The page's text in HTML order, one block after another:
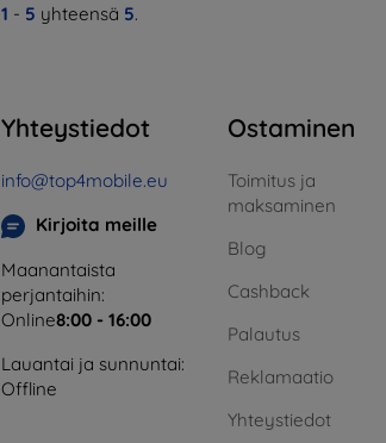
1 - 5 yhteensä 5.
Yhteystiedot
info@top4mobile.eu
Kirjoita meille
Maanantaista
perjantaihin:
Online8:00 - 16:00
Lauantai ja sunnuntai:
Offline
Ostaminen
Toimitus ja
maksaminen
Blog
Cashback
Palautus
Reklamaatio
Yhteystiedot